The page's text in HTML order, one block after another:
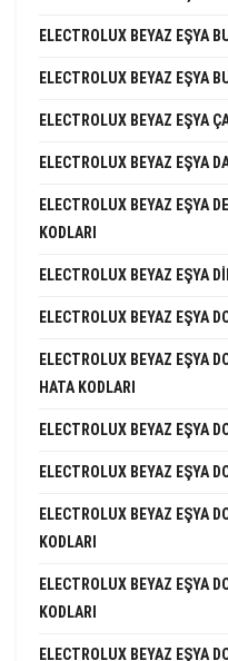
ELECTROLUX BEYAZ EŞYA
ELECTROLUX BEYAZ EŞYA
ELECTROLUX BEYAZ EŞYA
ELECTROLUX BEYAZ EŞYA
ELECTROLUX BEYAZ EŞYA
KODLARI
ELECTROLUX BEYAZ EŞYA
ELECTROLUX BEYAZ EŞYA
ELECTROLUX BEYAZ EŞYA
HATA KODLARI
ELECTROLUX BEYAZ EŞYA
ELECTROLUX BEYAZ EŞYA
ELECTROLUX BEYAZ EŞYA
KODLARI
ELECTROLUX BEYAZ EŞYA
KODLARI
ELECTROLUX BEYAZ EŞYA